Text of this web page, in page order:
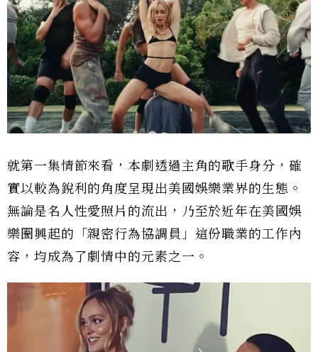
就第一集情節來看，本劇透過主角的歌手身分，確
實以較為銳利的角度呈現出美國娛樂業界的生態。
無論是名人性愛照片的流出，乃至於近年在美國娛
樂圈興起的「親密行為協調員」這份職業的工作內
容，均成為了劇情中的元素之一。